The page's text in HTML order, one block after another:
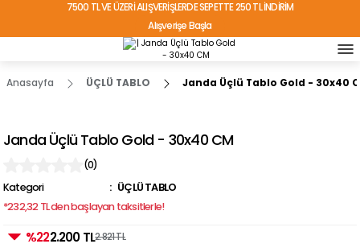
7500 TL VE ÜZERİ ALIŞVERİŞLERDE SEPETTE 250 TL İNDİRİM
Alışverişe Başla
TÜRKİYE'NİN HER YERİNE ÜCRETSİZ KARGO!
Anasayfa ÜÇLÜ TABLO Janda Üçlü Tablo Gold - 30x40
Janda Üçlü Tablo Gold - 30x40 CM
(0)
Kategori
ÜÇLÜ TABLO
*232,32 TL den başlayan taksitlerle!
%222.200 TL2.821 TL